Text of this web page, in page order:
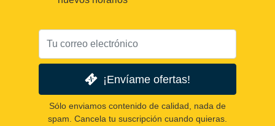
¡Envíame ofertas!
Sólo enviamos contenido de calidad, nada de
spam. Cancela tu suscripción cuando quieras.